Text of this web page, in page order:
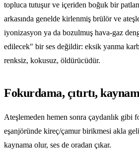
topluca tutuşur ve içeriden boğuk bir
arkasında genelde kirlenmiş brülör ve
iyonizasyon ya da bozulmuş hava-gaz
edilecek" bir ses değildir: eksik yanma
renksiz, kokusuz, öldürücüdür.
Fokurdama, çıtırtı,
Ateşlemeden hemen sonra çaydanlık gibi
eşanjöründe kireç/çamur birikmesi akla
kaynama olur, ses de oradan çıkar.